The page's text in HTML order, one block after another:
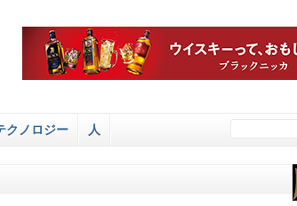
クノロジー 人